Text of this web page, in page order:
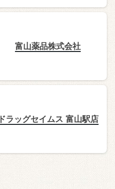
富山薬品株式会社
ドラッグセイムス 富山駅店